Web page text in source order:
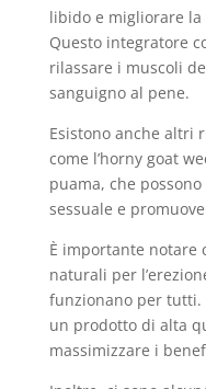
libido e migliorare
Questo integratore
rilassare i muscoli
sanguigno al pene.
Esistono anche altri
come l’horny goat
puama, che
sessuale e
È importante notare
naturali per
funzionano per tutti.
un prodotto di alta
massimizzare i